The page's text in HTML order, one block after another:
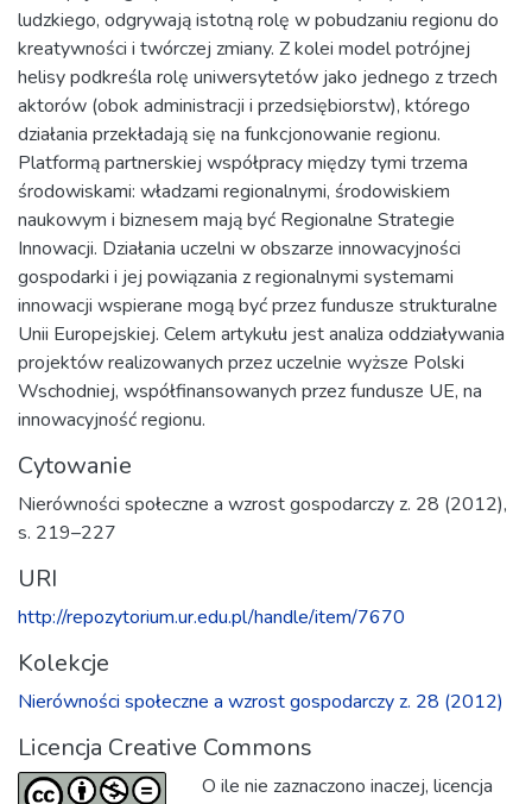
ludzkiego, odgrywają istotną rolę w pobudzaniu regionu do
kreatywności i twórczej zmiany. Z kolei model potrójnej
helisy podkreśla rolę uniwersytetów jako jednego z trzech
aktorów (obok administracji i przedsiębiorstw), którego
działania przekładają się na funkcjonowanie regionu.
Platformą partnerskiej współpracy między tymi trzema
środowiskami: władzami regionalnymi, środowiskiem
naukowym i biznesem mają być Regionalne Strategie
Innowacji. Działania uczelni w obszarze innowacyjności
gospodarki i jej powiązania z regionalnymi systemami
innowacji wspierane mogą być przez fundusze strukturalne
Unii Europejskiej. Celem artykułu jest analiza oddziaływania
projektów realizowanych przez uczelnie wyższe Polski
Wschodniej, współfinansowanych przez fundusze UE, na
innowacyjność regionu.
Cytowanie
Nierówności społeczne a wzrost gospodarczy z. 28 (2012),
s. 219–227
URI
http://repozytorium.ur.edu.pl/handle/item/7670
Kolekcje
Nierówności społeczne a wzrost gospodarczy z. 28 (2012)
Licencja Creative Commons
O ile nie zaznaczono inaczej, licencja